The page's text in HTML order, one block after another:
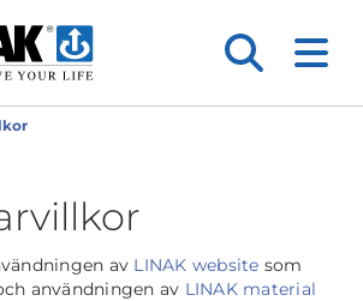
av LINAK website som
användningen av LINAK material